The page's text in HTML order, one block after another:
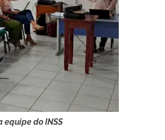
do INSS